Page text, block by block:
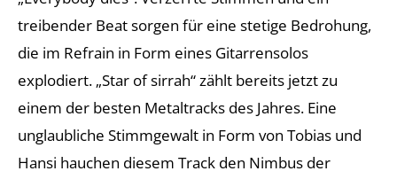
treibender Beat sorgen für eine stetige Bedrohung,
die im Refrain in Form eines Gitarrensolos
explodiert. „Star of sirrah“ zählt bereits jetzt zu
einem der besten Metaltracks des Jahres. Eine
unglaubliche Stimmgewalt in Form von Tobias und
Hansi hauchen diesem Track den Nimbus der